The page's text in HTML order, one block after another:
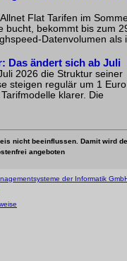
Flat Tarifen im
bucht, bekommt bis zum
Datenvolumen als
Das ändert sich ab Juli
2026 die Struktur seiner
steigen regulär um 1
klarer. Die
nicht beeinflussen. Damit wird
angeboten
der Informatik